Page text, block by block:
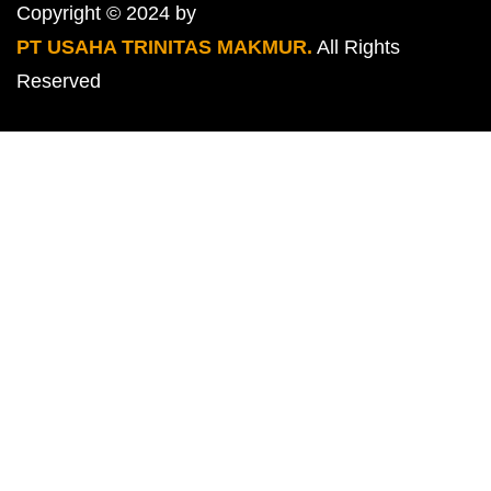
Copyright © 2024 by
PT USAHA TRINITAS MAKMUR. All Rights
Reserved